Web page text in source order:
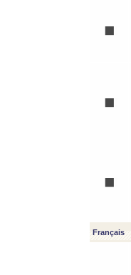
Français